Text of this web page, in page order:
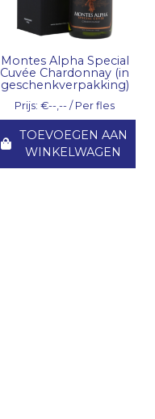
Montes Alpha Special
Cuvée Chardonnay (in
geschenkverpakking)
Prijs: €--,-- / Per fles
TOEVOEGEN AAN
WINKELWAGEN